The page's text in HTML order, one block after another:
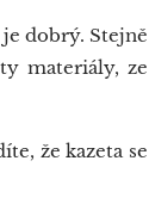
dobrý. Stejně
materiály, ze
že kazeta se